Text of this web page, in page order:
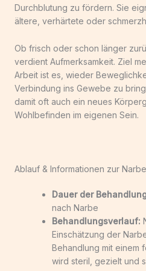
Durchblutung zu fördern. Sie
ältere, verhärtete oder
Ob frisch oder schon länger
verdient Aufmerksamkeit. Ziel
Arbeit ist es, wieder
Verbindung ins Gewebe zu
damit oft auch ein neues
Wohlbefinden im eigenen Sein.
Ablauf & Informationen zur
Dauer der
nach Narbe
Behandlungsverlauf:
Einschätzung der
Behandlung mit einem
wird steril, gezielt und